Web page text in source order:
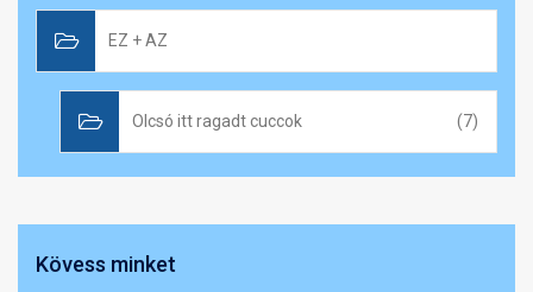
EZ + AZ
Olcsó itt ragadt cuccok (7)
Kövess minket